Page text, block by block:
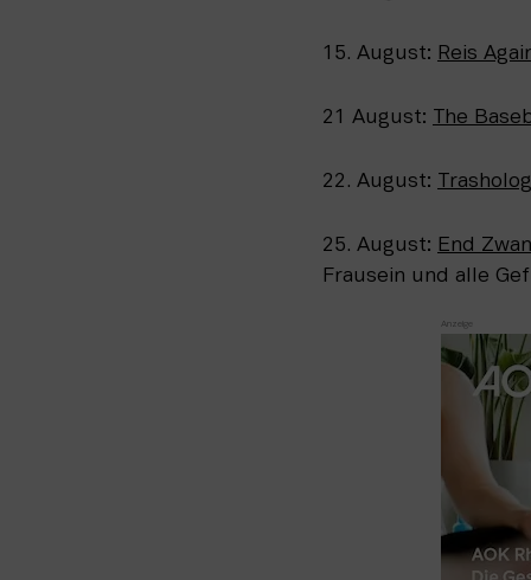
15. August: Reis
21 August: The
22. August:
25. August: End
Frausein und alle